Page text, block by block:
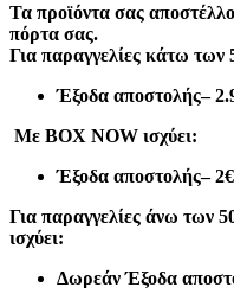
Τα προϊόντα σας
πόρτα σας.
Για παραγγελίες κάτω
Έξοδα αποστολής–
Με BOX NOW ισχύει:
Έξοδα αποστολής– 2€
Για παραγγελίες άνω των
ισχύει:
Δωρεάν Έξοδα